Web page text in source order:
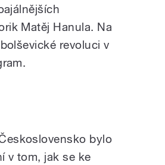
Matěj Hanula. Na
revoluci v
bylo
v tom, jak se ke